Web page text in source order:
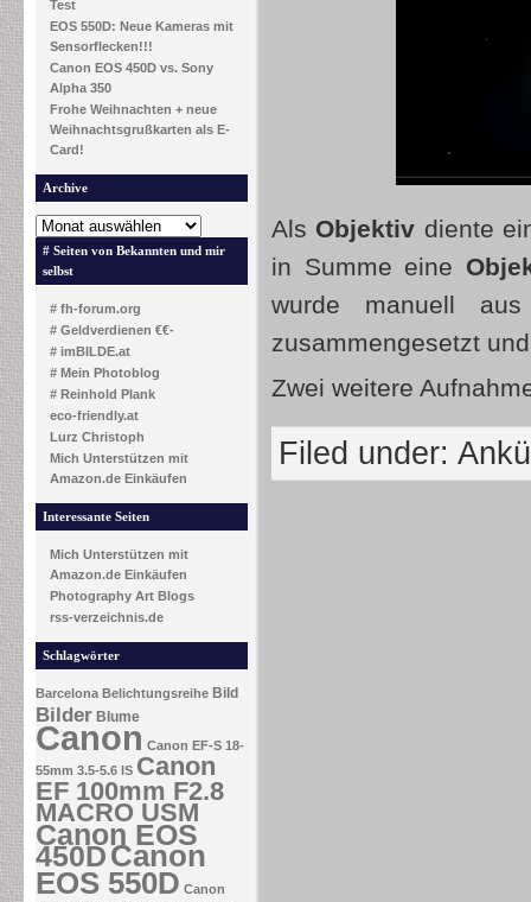
Test
EOS 550D: Neue Kameras mit
Sensorflecken!!!
Canon EOS 450D vs. Sony
Alpha 350
Frohe Weihnachten + neue
Weihnachtsgrußkarten als E-
Card!
Archive
# Seiten von Bekannten und mir
selbst
# fh-forum.org
# Geldverdienen €€-
# imBILDE.at
# Mein Photoblog
# Reinhold Plank
eco-friendly.at
Lurz Christoph
Mich Unterstützen mit
Amazon.de Einkäufen
Interessante Seiten
Mich Unterstützen mit
Amazon.de Einkäufen
Photography Art Blogs
rss-verzeichnis.de
Schlagwörter
Barcelona Belichtungsreihe Bild
Bilder Blume
Canon Canon EF-S 18-
55mm 3.5-5.6 IS Canon
EF 100mm F2.8
MACRO USM
Canon EOS
450DCanon
EOS 550D Canon
Als Objektiv diente
in Summe eine
wurde manuell aus
zusammengesetzt
Zwei weitere
Filed under: